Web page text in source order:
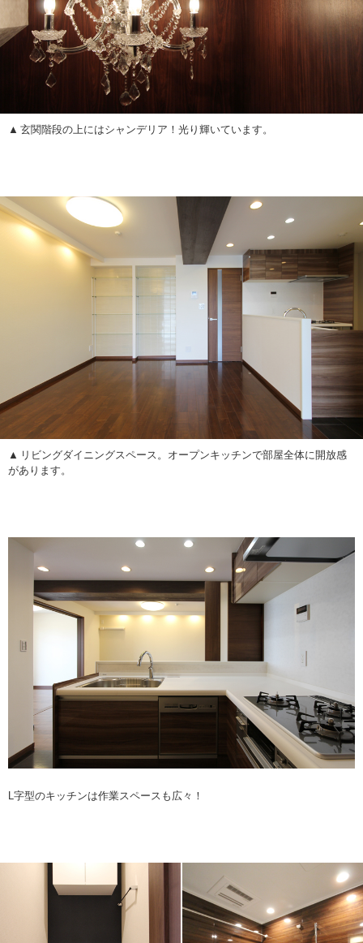
玄関階段の上にはシャンデリア！光り輝いています。
リビングダイニングスペース。オープンキッチンで部屋全体に開放感
があります。
L字型のキッチンは作業スペースも広々！